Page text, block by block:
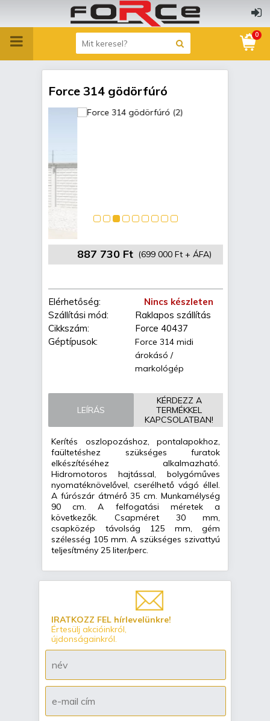
0
Force 314 gödörfúró
887 730 Ft (699 000 Ft + ÁFA)
Elérhetőség:
Nincs készleten
Szállítási mód:
Raklapos szállítás
Cikkszám:
Force 40437
Géptípusok:
Force 314 midi
árokásó /
markológép
LEÍRÁS
KÉRDEZZ A
TERMÉKKEL
KAPCSOLATBAN!
Kerítés oszlopozáshoz, pontalapokhoz,
faültetéshez szükséges furatok
elkészítéséhez alkalmazható.
Hidromotoros hajtással, bolygóműves
nyomatéknövelővel, cserélhető vágó éllel.
A fúrószár átmérő 35 cm. Munkamélység
90 cm. A felfogatási méretek a
következők. Csapméret 30 mm,
csapközép távolság 125 mm, gém
szélesség 105 mm. A szükséges szivattyú
teljesítmény 25 liter/perc.
IRATKOZZ FEL hírlevelünkre!
Értesülj akcióinkról,
újdonságainkról.